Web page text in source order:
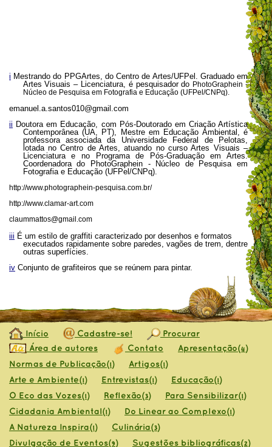
i Mestrando do PPGArtes, do Centro de Artes/UFPel. Graduado em
Artes Visuais – Licenciatura, é pesquisador do PhotoGraphein -
Núcleo de Pesquisa em Fotografia e Educação (UFPel/CNPq).
emanuel.a.santos010@gmail.com
ii Doutora em Educação, com Pós-Doutorado em Criação Artística
Contemporânea (UA, PT), Mestre em Educação Ambiental, é
professora associada da Universidade Federal de Pelotas,
lotada no Centro de Artes, atuando no curso Artes Visuais –
Licenciatura e no Programa de Pós-Graduação em Artes.
Coordenadora do PhotoGraphein - Núcleo de Pesquisa em
Fotografia e Educação (UFPel/CNPq).
http://www.photographein-pesquisa.com.br/
http://www.clamar-art.com
claummattos@gmail.com
iii É um estilo de graffiti caracterizado por desenhos e formatos
executados rapidamente sobre paredes, vagões de trem, dentre
outras superfícies.
iv Conjunto de grafiteiros que se reúnem para pintar.
Início Cadastre-se!
Procurar
Área de autores
Contato Apresentação(4)
Normas de Publicação(1) Artigos(1)
Arte e Ambiente(1) Entrevistas(1) Educação(1)
O Eco das Vozes(1) Reflexão(3) Para Sensibilizar(1)
Cidadania Ambiental(1) Do Linear ao Complexo(1)
A Natureza Inspira(1) Culinária(3)
Divulgação de Eventos Sugestões bibliográficas